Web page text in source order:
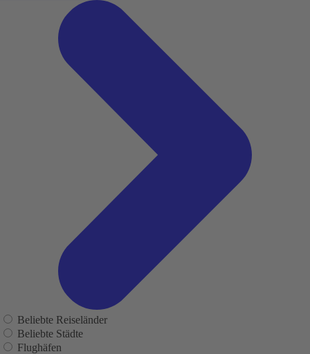
Beliebte Reiseländer
Beliebte Städte
Flughäfen